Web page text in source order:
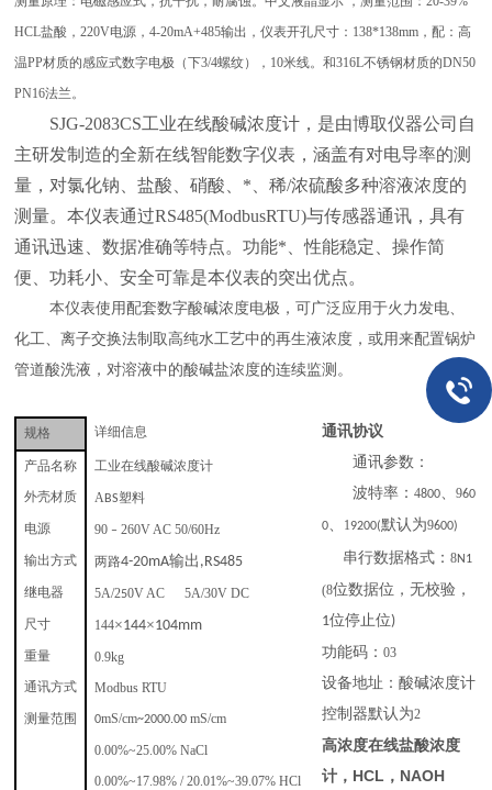
HCL盐酸，220V电源，4-20mA+485输出，仪表开孔尺寸：138*138mm，配：高
温PP材质的感应式数字电极（下3/4螺纹），10米线。和316L不锈钢材质的DN50
PN16法兰。
SJG-2083CS工业在线酸碱浓度计，是由博取仪器公司自
主研发制造的全新在线智能数字仪表，涵盖有对电导率的测
量，对氯化钠、盐酸、硝酸、*、稀/浓硫酸多种溶液浓度的
测量。本仪表通过RS485(ModbusRTU)与传感器通讯，具有
通讯迅速、数据准确等特点。功能*、性能稳定、操作简
便、功耗小、安全可靠是本仪表的突出优点。
本仪表使用配套数字酸碱浓度电极，可广泛应用于火力发电、
化工、离子交换法制取高纯水工艺中的再生液浓度，或用来配置锅炉
管道酸洗液，对溶液中的酸碱盐浓度的连续监测。
规格 详细信息
产品名称 工业在线酸碱浓度计
外壳材质 ABS塑料
电源 90 – 260V AC 50/60Hz
输出方式 两路4-20mA输出 ,RS485
继电器 5A/250V AC 5A/30V DC
尺寸 144×144×104mm
重量 0.9kg
通讯方式
Modbus RTU
测量范围
0mS/cm~2000.00 mS/cm
0.00%~25.00%NaCl
0.00%~17.98% / 20.01%~39.07%HCl
通讯协议
通讯参数：
波特率：4800、960
0、 19200(默认为9600)
串行数据格式：8N1
(8位数据位，无校验，
1位停止位)
功能码：03
设备地址：酸碱浓度计
控制器默认为2
高浓度在线盐酸浓度
计，HCL，NAOH